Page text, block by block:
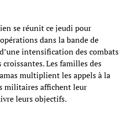
se réunit ce jeudi pour
dans la bande de
intensification des combats
Les familles des
multiplient les appels à la
militaires affichent leur
leurs objectifs.